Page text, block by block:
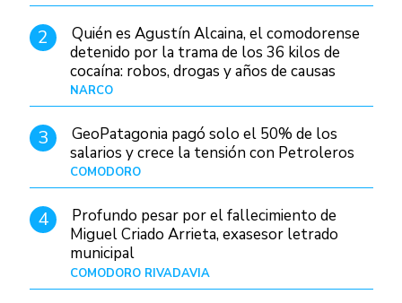
2
Quién es Agustín Alcaina, el comodorense
detenido por la trama de los 36 kilos de
cocaína: robos, drogas y años de causas
judiciales
NARCO
3
GeoPatagonia pagó solo el 50% de los
salarios y crece la tensión con Petroleros
COMODORO
4
Profundo pesar por el fallecimiento de
Miguel Criado Arrieta, exasesor letrado
municipal
COMODORO RIVADAVIA